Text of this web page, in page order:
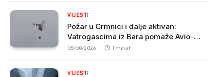
VIJESTI
Požar u Crmnici i dalje aktivan:
Vatrogascima iz Bara pomaže Avio-
helikopterska jedinica MUP-a
05/08/2026 1 minut
VIJESTI